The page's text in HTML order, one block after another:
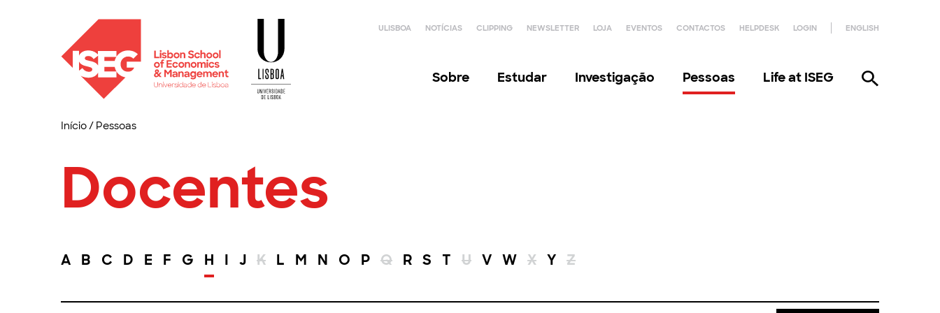
ULISBOA NOTÍCIAS CLIPPING NEWSLETTER LOJA EVENTOS CONTACTOS HELPDESK LOGIN ENGLISH
Sobre Estudar Investigação Pessoas Life at ISEG
Início/ Pessoas
Docentes
A B C D E F G H I J K L M N O P Q R S T U V W X Y Z